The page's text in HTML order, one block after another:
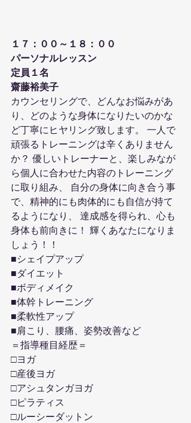
１７：００～１８：００
パーソナルレッスン
定員１名
齋藤裕美子
カウンセリングで、どんなお悩みがあ
り、どのような身体になりたいのかな
ど丁寧にヒヤリング致します。 一人で
頑張るトレーニングは辛くありません
か？ 優しいトレーナーと、楽しみなが
ら個人に合わせた内容のトレーニング
に取り組み、 自分の身体に向き合う事
で、精神的にも肉体的にも自信が持て
るようになり、 達成感を得られ、心も
身体も前向きに！ 輝くあなたになりま
しょう！！
■シェイプアップ
■ダイエット
■ボディメイク
■体幹トレーニング
■柔軟性アップ
■肩こり、腰痛、姿勢改善など
＝指導種目経歴＝
□ヨガ
□産後ヨガ
□アシュタンガヨガ
□ピラティス
□ルーシーダットン